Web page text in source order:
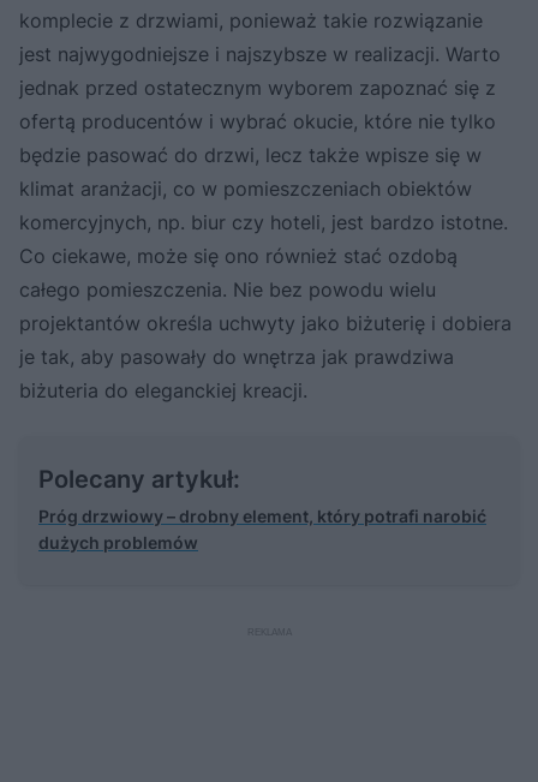
komplecie z drzwiami, ponieważ takie rozwiązanie
jest najwygodniejsze i najszybsze w realizacji. Warto
jednak przed ostatecznym wyborem zapoznać się z
ofertą producentów i wybrać okucie, które nie tylko
będzie pasować do drzwi, lecz także wpisze się w
klimat aranżacji, co w pomieszczeniach obiektów
komercyjnych, np. biur czy hoteli, jest bardzo istotne.
Co ciekawe, może się ono również stać ozdobą
całego pomieszczenia. Nie bez powodu wielu
projektantów określa uchwyty jako biżuterię i dobiera
je tak, aby pasowały do wnętrza jak prawdziwa
biżuteria do eleganckiej kreacji.
Polecany artykuł:
Próg drzwiowy – drobny element, który potrafi narobić
dużych problemów